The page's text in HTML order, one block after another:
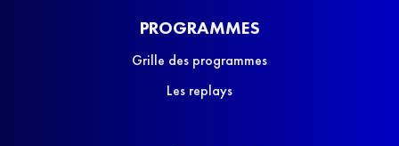
PROGRAMMES
Grille des programmes
Les replays